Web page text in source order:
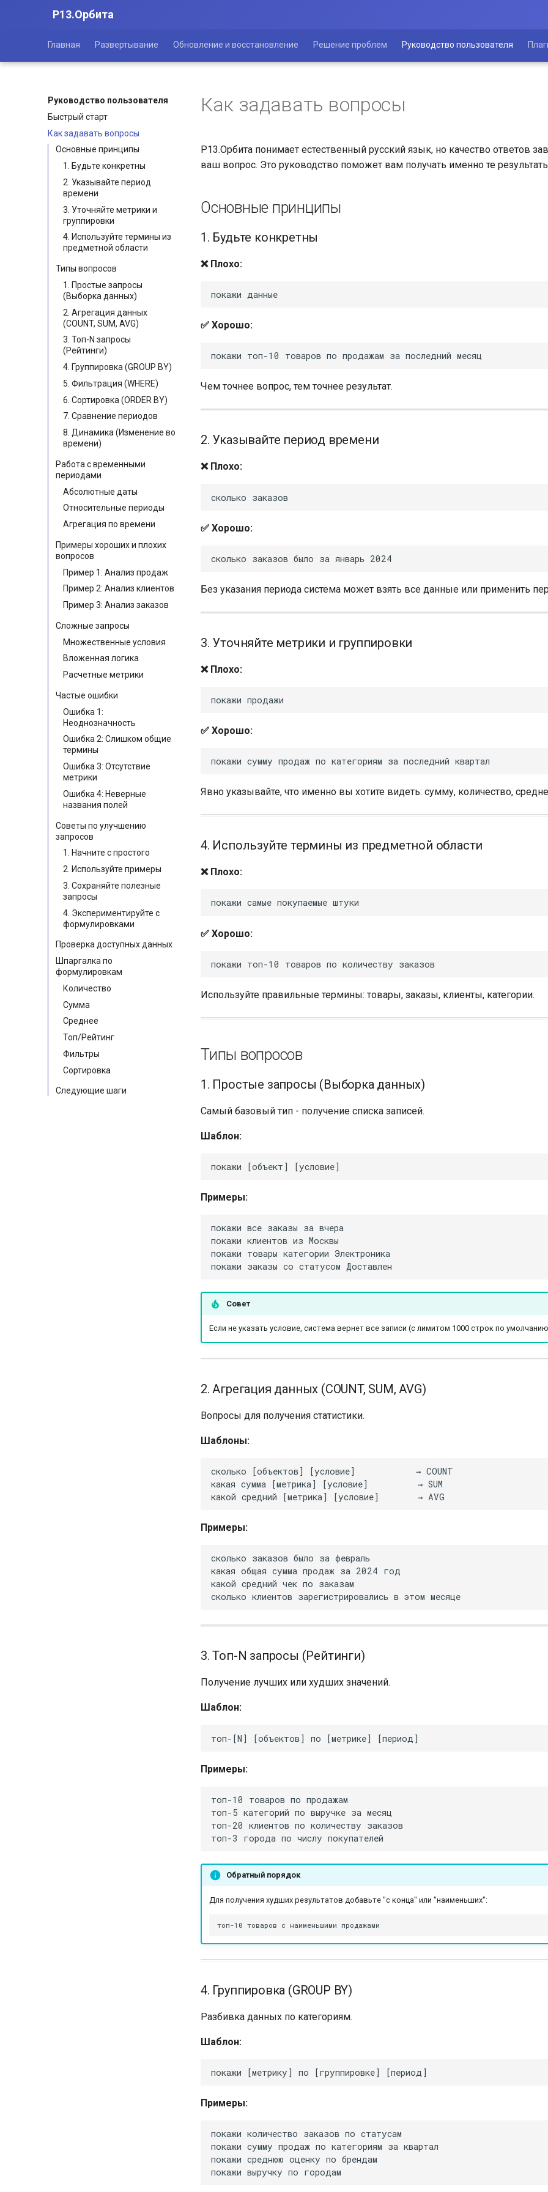
Р13.Орбита
Главная Развертывание Обновление и восстановление Решение проблем Руководство пользователя
Руководство пользователя
Быстрый старт
Как задавать вопросы
Основные принципы
1. Будьте конкретны
2. Указывайте период
времени
3. Уточняйте метрики и
группировки
4. Используйте термины из
предметной области
Типы вопросов
1. Простые запросы
(Выборка данных)
2. Агрегация данных
(COUNT, SUM, AVG)
3. Топ-N запросы
(Рейтинги)
4. Группировка (GROUP BY)
5. Фильтрация (WHERE)
6. Сортировка (ORDER BY)
7. Сравнение периодов
8. Динамика (Изменение во
времени)
Работа с временными
периодами
Абсолютные даты
Относительные периоды
Агрегация по времени
Примеры хороших и плохих
вопросов
Пример 1: Анализ продаж
Пример 2: Анализ клиентов
Пример 3: Анализ заказов
Сложные запросы
Множественные условия
Вложенная логика
Расчетные метрики
Частые ошибки
Ошибка 1:
Неоднозначность
Ошибка 2: Слишком общие
термины
Ошибка 3: Отсутствие
метрики
Ошибка 4: Неверные
названия полей
Советы по улучшению
запросов
1. Начните с простого
2. Используйте примеры
3. Сохраняйте полезные
запросы
4. Экспериментируйте с
формулировками
Проверка доступных данных
Шпаргалка по
формулировкам
Количество
Сумма
Среднее
Топ/Рейтинг
Фильтры
Сортировка
Следующие шаги
Как задавать вопросы
Р13.Орбита понимает естественный русский язык, но качество ответов
ваш вопрос. Это руководство поможет вам получать именно те
Основные принципы
1. Будьте конкретны
❌ Плохо:
покажи данные
✅ Хорошо:
Чем точнее вопрос, тем точнее результат.
2. Указывайте период времени
❌ Плохо:
сколько заказов
✅ Хорошо:
Без указания периода система может взять все данные или применить
3. Уточняйте метрики и группировки
❌ Плохо:
✅ Хорошо:
Явно указывайте, что именно вы хотите видеть: сумму, количество,
4. Используйте термины из предметной области
❌ Плохо:
✅ Хорошо:
покажи топ-10 товаров по количеству заказов
Используйте правильные термины: товары, заказы, клиенты, категории.
Типы вопросов
1. Простые запросы (Выборка данных)
Самый базовый тип - получение списка записей.
Шаблон:
Примеры:
покажи все заказы за вчера
покажи товары категории Электроника
Совет
Если не указать условие, система вернет все записи (с лимитом 1000 строк по
2. Агрегация данных (COUNT, SUM, AVG)
Вопросы для получения статистики.
Шаблоны:
Примеры:
сколько заказов было за февраль
сколько клиентов зарегистрировались в этом месяце
3. Топ-N запросы (Рейтинги)
Получение лучших или худших значений.
Шаблон:
Примеры:
топ-20 клиентов по количеству заказов
Обратный порядок
Для получения худших результатов добавьте "с конца" или "наименьших":
4. Группировка (GROUP BY)
Разбивка данных по категориям.
Шаблон:
Примеры: